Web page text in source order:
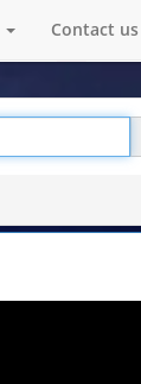
Contact us